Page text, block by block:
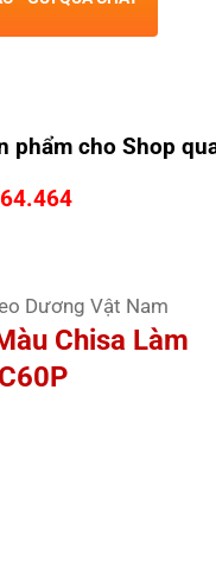
phẩm cho Shop
Dương Vật Nam
Chisa Làm